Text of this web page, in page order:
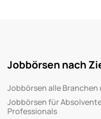
Jobbörsen nach
Jobbörsen alle Branchen
Jobbörsen für
Professionals